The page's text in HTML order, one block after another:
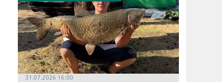
31.07.2026 16:00